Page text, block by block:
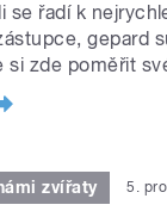
se řadí k
gepard
si zde poměřit
zvířaty 5.